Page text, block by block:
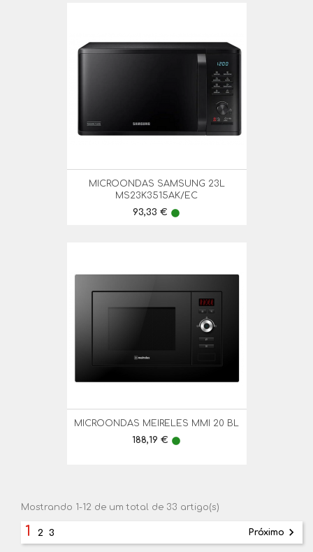
MICROONDAS SAMSUNG 23L
MS23K3515AK/EC
Preço
93,33 € lens
MICROONDAS MEIRELES MMI 20 BL
Preço
188,19 € lens
Mostrando 1-12 de um total de 33 artigo(s)
1 2 3 Próximo 